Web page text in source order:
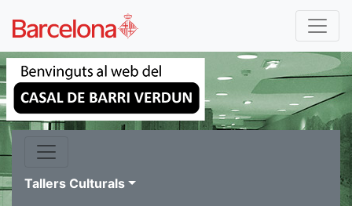
Tallers Culturals